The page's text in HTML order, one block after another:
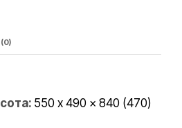
550 x 490 x 840 (470)